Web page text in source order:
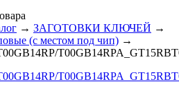
→ ЗАГОТОВКИ КЛЮЧЕЙ →
(с местом под чип) →